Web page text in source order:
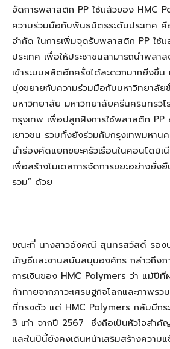
จัดการพลาสติก PP ใช้แล้วของ HMC
ความร่วมมือกับพันธมิตรระดับประเทศ
จำกัด ในการเพิ่มจุดรับพลาสติก PP ใช้แ
ประเทศ เพื่อให้ประชาชนสามารถนำพลา
เข้าระบบผลิตอีกครั้งได้สะดวกมากยิ่งขึ้
มุ่งขยายกับความร่วมมือกับมหาวิทยาลั
มหาวิทยาลัย มหาวิทยาลัยศรีนครินทรวิ
กรุงเทพ เพื่อปลูกฝังการใช้พลาสติก PP
เยาวชน รวมทั้งยังร่วมกับกรุงเทพมหาน
นำร่องคัดแยกขยะครัวเรือนในคอนโดมิเ
เพื่อสร้างโมเดลการจัดการขยะอย่างยั่ง
รวม” ด้วย
ขณะที่ นางสาวอังคณี สุนทรสวัสดิ์ รองป
บัญชีและงานสนับสนุนองค์กร กล่าวถึง
การเงินของ HMC Polymers ว่า แม้ปี
ท้าทายจากภาวะเศรษฐกิจโลกและภาพร
ที่ทรงตัว แต่ HMC Polymers กลับมีกร
3 เท่า จากปี 2567 ซึ่งถือเป็นหัวใจสำคั
และในปีนี้ยังคงเดินหน้าเสริมสร้างความ